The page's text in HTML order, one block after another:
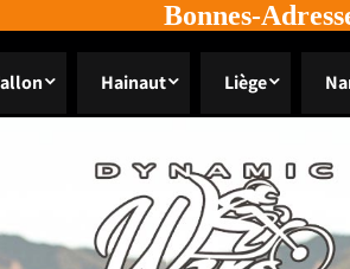
Bonnes-
Hainaut Liège